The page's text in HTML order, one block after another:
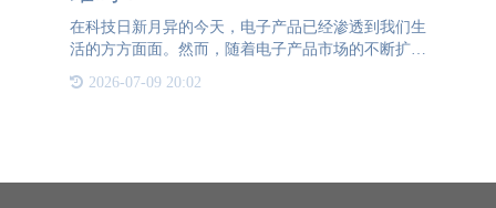
在科技日新月异的今天，电子产品已经渗透到我们生
活的方方面面。然而，随着电子产品市场的不断扩大
其生产流程、验证真伪，成为了消费者和生产商共同
2026-07-09 20:02